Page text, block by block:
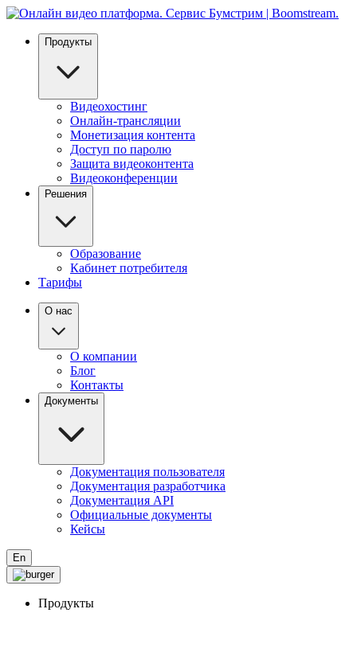
Продукты
Видеохостинг
Онлайн-трансляции
Монетизация контента
Доступ по паролю
Защита видеоконтента
Видеоконференции
Решения
Образование
Кабинет потребителя
Тарифы
О нас
О компании
Блог
Контакты
Документы
Документация пользователя
Документация разработчика
Документация API
Официальные документы
Кейсы
En
Продукты